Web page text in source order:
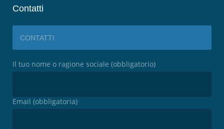
Contatti
CONTATTI
Il tuo nome o ragione sociale (obbligatorio)
Email (obbligatoria)